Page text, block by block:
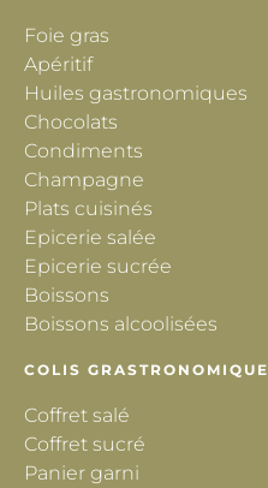
Foie gras
Apéritif
Huiles gastronomiques
Chocolats
Condiments
Champagne
Plats cuisinés
Epicerie salée
Epicerie sucrée
Boissons
Boissons alcoolisées
COLIS GRASTRONOMIQUE
Coffret salé
Coffret sucré
Panier garni